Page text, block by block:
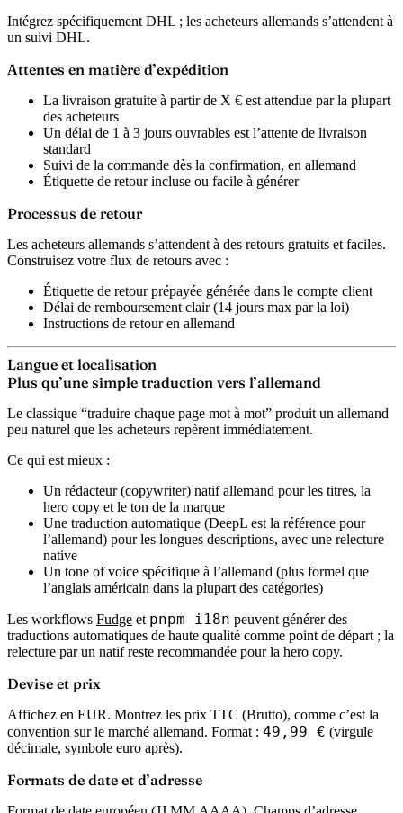
Intégrez spécifiquement DHL ; les acheteurs allemands s’attendent à
un suivi DHL.
Attentes en matière d’expédition
La livraison gratuite à partir de X € est attendue par la plupart
des acheteurs
Un délai de 1 à 3 jours ouvrables est l’attente de livraison
standard
Suivi de la commande dès la confirmation, en allemand
Étiquette de retour incluse ou facile à générer
Processus de retour
Les acheteurs allemands s’attendent à des retours gratuits et faciles.
Construisez votre flux de retours avec :
Étiquette de retour prépayée générée dans le compte client
Délai de remboursement clair (14 jours max par la loi)
Instructions de retour en allemand
Langue et localisation
Plus qu’une simple traduction vers l’allemand
Le classique “traduire chaque page mot à mot” produit un allemand
peu naturel que les acheteurs repèrent immédiatement.
Ce qui est mieux :
Un rédacteur (copywriter) natif allemand pour les titres, la
hero copy et le ton de la marque
Une traduction automatique (DeepL est la référence pour
l’allemand) pour les longues descriptions, avec une relecture
native
Un tone of voice spécifique à l’allemand (plus formel que
l’anglais américain dans la plupart des catégories)
Les workflows Fudge et pnpm i18n peuvent générer des
traductions automatiques de haute qualité comme point de départ ; la
relecture par un natif reste recommandée pour la hero copy.
Devise et prix
Affichez en EUR. Montrez les prix TTC (Brutto), comme c’est la
convention sur le marché allemand. Format : 49,99 € (virgule
décimale, symbole euro après).
Formats de date et d’adresse